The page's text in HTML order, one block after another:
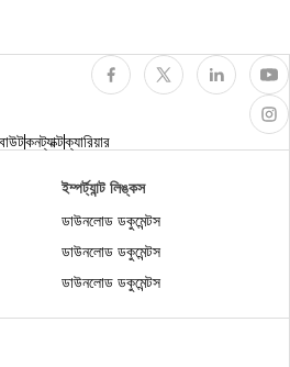
সেকশন 44AD
জন্য ইনকাম ট্যাক্স
অ্যাক্টের 80DD
কনট্যাক্টক্যারিয়ার
ইম্পর্ট্যান্ট লিঙ্কস
ডাউনলোড ডকুমেন্টস
ডাউনলোড ডকুমেন্টস
ডাউনলোড ডকুমেন্টস